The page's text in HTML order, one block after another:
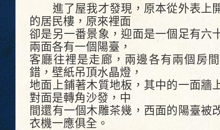
進了屋我才發現，原本從外表上
的居民樓，原來裡面
卻是另一番景象，迎面是一個足有六
兩面各有一個陽臺，
客廳往裡是走廊，兩邊各有兩個房
錯，壁紙吊頂水晶燈，
地面上鋪著木質地板，其中的一面牆
對面是轉角沙發，中
間還有一個木雕茶幾，西面的陽臺被
衣機一應俱全。